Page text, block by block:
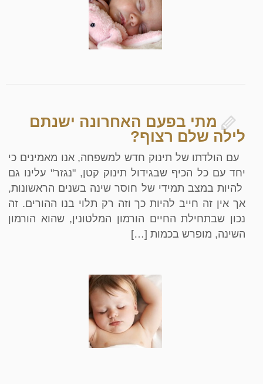
מתי בפעם האחרונה ישנתם
לילה שלם רצוף?
עם הולדתו של תינוק חדש למשפחה, אנו מאמינים כי
יחד עם כל הכיף שבגידול תינוק קטן, "נגזר" עלינו גם
להיות במצב תמידי של חוסר שינה בשנים הראשונות,
אך אין זה חייב להיות כך וזה רק תלוי בנו ההורים. זה
נכון שבתחילת החיים הורמון המלטונין, שהוא הורמון
השינה, מופרש בכמות […]